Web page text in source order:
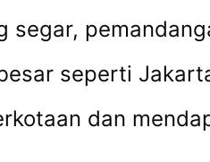
segar,
seperti
dan